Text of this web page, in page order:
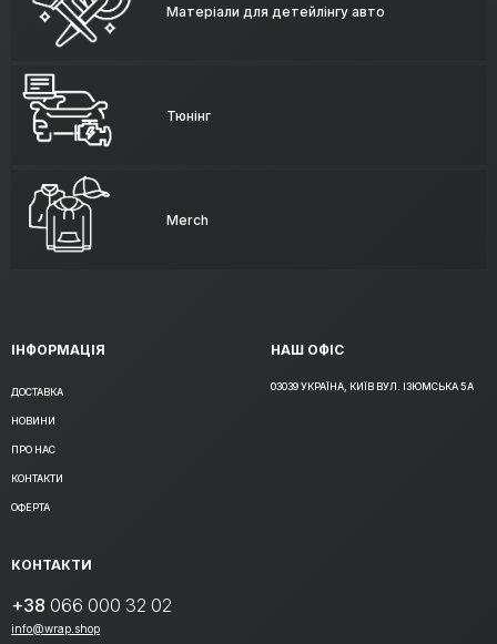
Матеріали для детейлінгу авто
Тюнінг
Merch
ІНФОРМАЦІЯ
ДОСТАВКА
НОВИНИ
ПРО НАС
КОНТАКТИ
ОФЕРТА
НАШ ОФІС
03039 УКРАЇНА, КИЇВ ВУЛ. ІЗЮМСЬКА 5А
КОНТАКТИ
+38 066 000 32 02
info@wrap.shop